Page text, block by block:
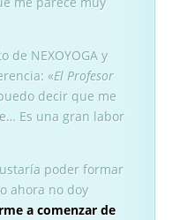
de NEXOYOGA y
«El Profesor
decir que me
Es una gran labor
poder formar
ahora no doy
a comenzar de